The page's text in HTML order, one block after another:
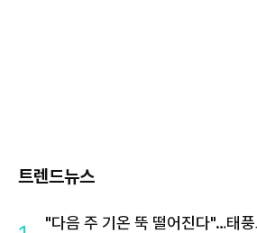
트렌드뉴스
"다음 주 기온 뚝 떨어진다"…태